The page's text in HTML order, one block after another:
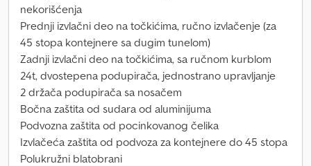
nekorišćenja
Prednji izvlačni deo na točkićima, ručno izvlačenje (za
45 stopa kontejnere sa dugim tunelom)
Zadnji izvlačni deo na točkićima, sa ručnom kurblom
24t, dvostepena podupirača, jednostrano upravljanje
2 držača podupirača sa nosačem
Bočna zaštita od sudara od aluminijuma
Podvozna zaštita od pocinkovanog čelika
Izvlačeća zaštita od podvoza za kontejnere do 45 stopa
Polukružni blatobrani